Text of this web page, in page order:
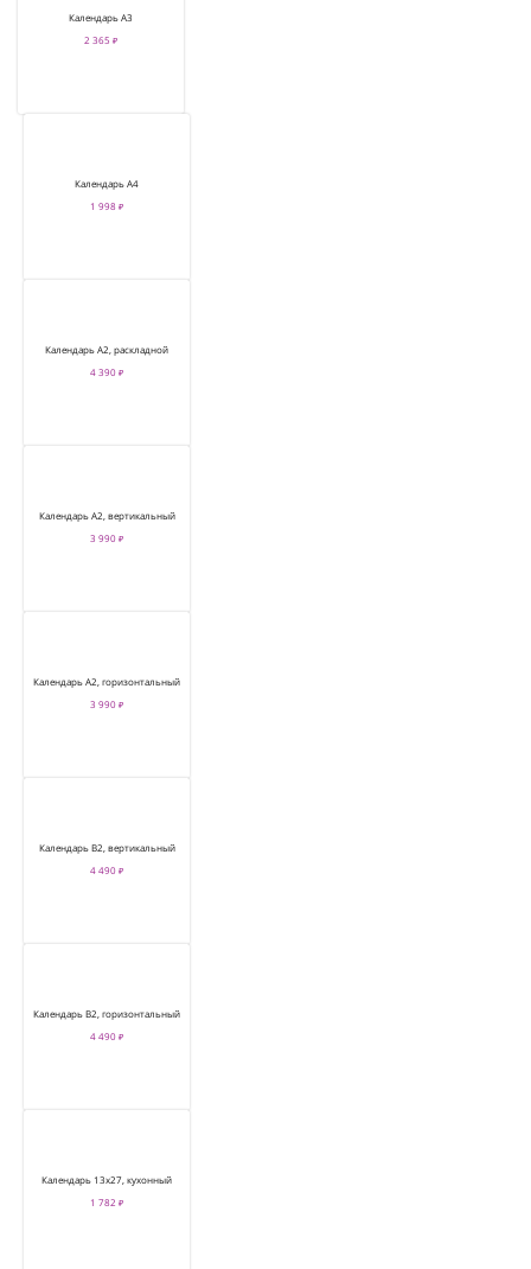
Календарь А3
2 365 ₽
Календарь А4
1 998 ₽
Календарь А2, раскладной
4 390 ₽
Календарь А2, вертикальный
3 990 ₽
Календарь А2, горизонтальный
3 990 ₽
Календарь В2, вертикальный
4 490 ₽
Календарь В2, горизонтальный
4 490 ₽
Календарь 13х27, кухонный
1 782 ₽